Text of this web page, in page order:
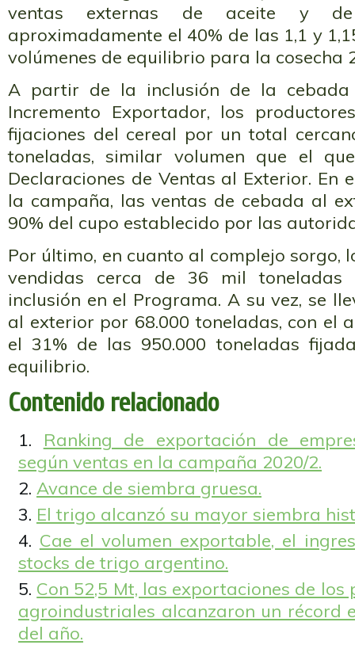
ventas externas de aceite y
aproximadamente el 40% de las 1,1 y
volúmenes de equilibrio para la cosecha
A partir de la inclusión de la
Incremento Exportador, los
fijaciones del cereal por un total
toneladas, similar volumen que el
Declaraciones de Ventas al Exterior. En
la campaña, las ventas de cebada al
90% del cupo establecido por las
Por último, en cuanto al complejo sorgo,
vendidas cerca de 36 mil toneladas
inclusión en el Programa. A su vez, se
al exterior por 68.000 toneladas, con el
el 31% de las 950.000 toneladas
equilibrio.
Contenido relacionado
Ranking de exportación de
según ventas en la campaña 2020/2.
Avance de siembra gruesa.
El trigo alcanzó su mayor siembra
Cae el volumen exportable, el
stocks de trigo argentino.
Con 52,5 Mt, las exportaciones de
agroindustriales alcanzaron un récord
del año.